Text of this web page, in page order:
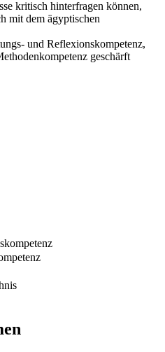
kritisch hinterfragen können,
mit dem ägyptischen
und Reflexionskompetenz,
geschärft